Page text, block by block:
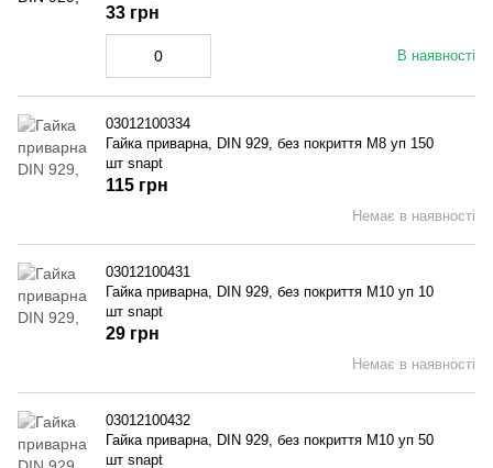
В наявності
33 грн
03012100334
Гайка приварна, DIN 929, без покриття M8 уп 150
шт snapt
Немає в наявності
115 грн
03012100431
Гайка приварна, DIN 929, без покриття M10 уп 10
шт snapt
Немає в наявності
29 грн
03012100432
Гайка приварна, DIN 929, без покриття M10 уп 50
шт snapt